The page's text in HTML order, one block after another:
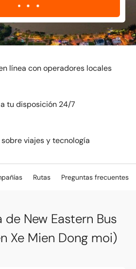
Rutas Preguntas frecuentes
línea con operadores locales
tu disposición 24/7
viajes y tecnología
de New Eastern Bus
Xe Mien Dong moi)